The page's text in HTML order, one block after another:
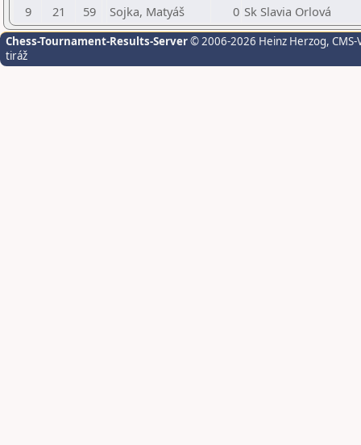
9
21 59 Sojka, Matyáš 0 Sk Slavia Orlová
Chess-Tournament-Results-Server© 2006-2026 Heinz Herzog,
tiráž